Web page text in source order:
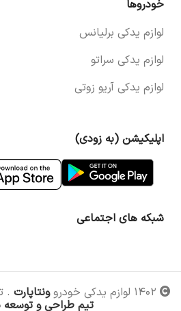
خودروها
لوازم یدکی برلیانس
لوازم یدکی سراتو
لوازم یدکی آریو زوتی
اپلیکیشن (به زودی)
شبکه های اجتماعی
ونتاپارت .
تیم طراحی و توسعه